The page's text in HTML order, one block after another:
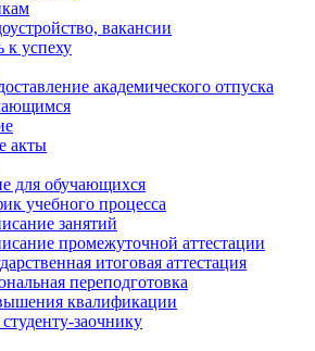
вакансии
к успеху
академического отпуска
акты
для обучающихся
учебного процесса
занятий
промежуточной аттестации
итоговая аттестация
переподготовка
квалификации
заочнику